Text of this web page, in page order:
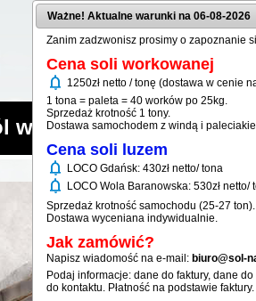
workowana Sól
Ważne! Aktualne warunki na 06-08-2026
Zanim zadzwonisz prosimy o zapoznanie
Cena soli workowanej
notifications 1250zł netto / tonę (dostawa w cenie
1 tona = paleta = 40 worków po 25kg.
Sprzedaż krotność 1 tony.
Dostawa samochodem z windą i
Cena soli luzem
notifications LOCO Gdańsk: 430zł netto/ tona
notifications LOCO Wola Baranowska: 530zł netto/
Sprzedaż krotność samochodu (25-27 ton).
Dostawa wyceniana indywidualnie.
Jak zamówić?
Napisz wiadomość na e-mail: biuro@sol-
Podaj informacje: dane do faktury, dane do
do kontaktu. Płatność na podstawie faktury.